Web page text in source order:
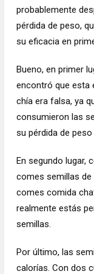
probablemente
pérdida de peso,
su eficacia en
Bueno, en primer
encontró que esta
chía era falsa, ya
consumieron las
su pérdida de
En segundo lugar,
comes semillas de
comes comida
realmente estás
semillas.
Por último, las
calorías. Con dos